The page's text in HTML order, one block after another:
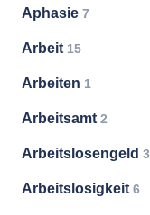
Aphasie 7
Arbeit 15
Arbeiten 1
Arbeitsamt 2
Arbeitslosengeld 3
Arbeitslosigkeit 6